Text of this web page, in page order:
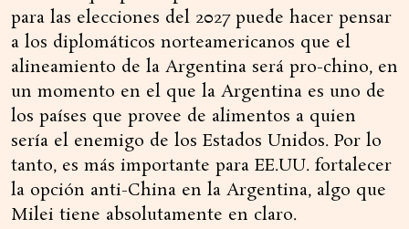
para las elecciones del 2027 puede hacer pensar
a los diplomáticos norteamericanos que el
alineamiento de la Argentina será pro-chino, en
un momento en el que la Argentina es uno de
los países que provee de alimentos a quien
sería el enemigo de los Estados Unidos. Por lo
tanto, es más importante para EE.UU. fortalecer
la opción anti-China en la Argentina, algo que
Milei tiene absolutamente en claro.